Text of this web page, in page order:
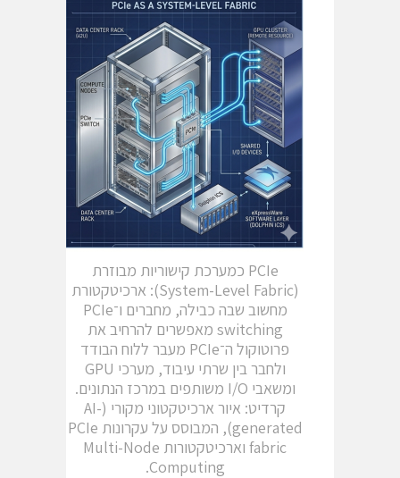
PCIe כמערכת קישוריות מבוזרת
(System-Level Fabric): ארכיטקטורת
מחשוב שבה כבילה, מחברים ו־PCIe
switching מאפשרים להרחיב את
פרוטוקול ה־PCIe מעבר ללוח הבודד
ולחבר בין שרתי עיבוד, מערכי GPU
ומשאבי I/O משותפים במרכז הנתונים.
קרדיט: איור ארכיטקטוני מקורי (AI-
generated), המבוסס על עקרונות PCIe
fabric וארכיטקטורות Multi-Node
Computing.